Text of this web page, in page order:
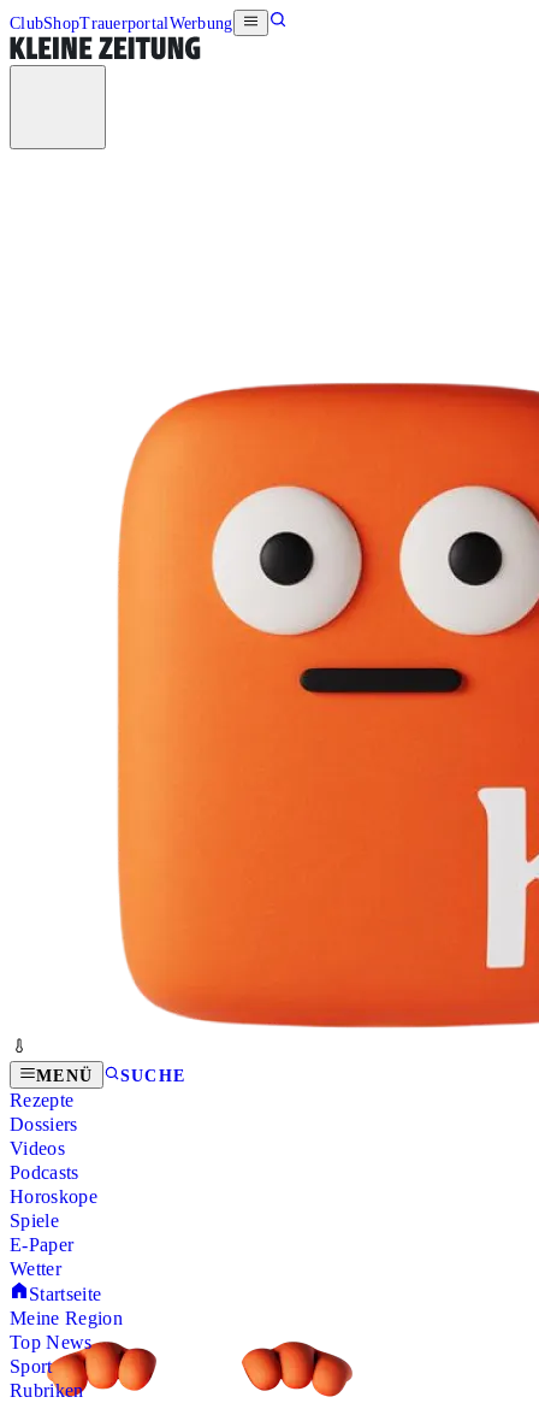
ClubShopTrauerportalWerbung
MENÜ SUCHE
Rezepte
Dossiers
Videos
Podcasts
Horoskope
Spiele
E-Paper
Wetter
Startseite
Meine Region
Top News
Sport
Rubriken